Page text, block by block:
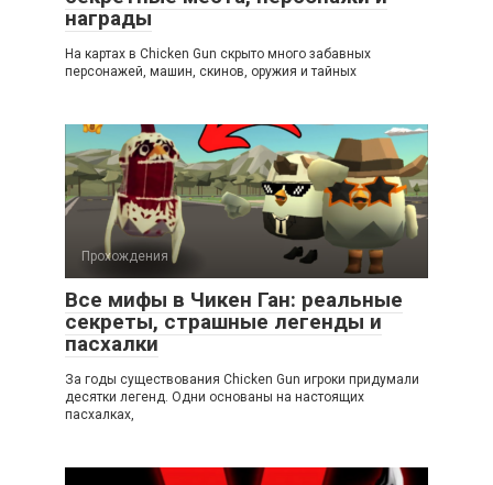
награды
На картах в Chicken Gun скрыто много забавных
персонажей, машин, скинов, оружия и тайных
Прохождения
Все мифы в Чикен Ган: реальные
секреты, страшные легенды и
пасхалки
За годы существования Chicken Gun игроки придумали
десятки легенд. Одни основаны на настоящих
пасхалках,